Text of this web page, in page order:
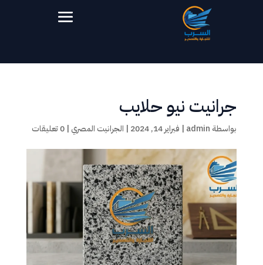
جرانيت نيو حلايب
بواسطة admin
| فبراير 14, 2024 | الجرانيت المصري | 0 تعليقات